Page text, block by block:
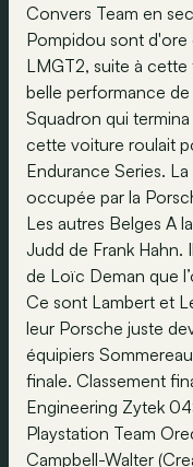
Convers Team en
Pompidou sont d'ore
LMGT2, suite à
belle performance
Squadron qui
cette voiture roulait
Endurance Series.
occupée par la
Les autres Belges A
Judd de Frank
de Loïc Deman que
Ce sont Lambert et
leur Porsche juste
équipiers
finale. Classement
Engineering Zytek
Playstation Team
Campbell-Walter